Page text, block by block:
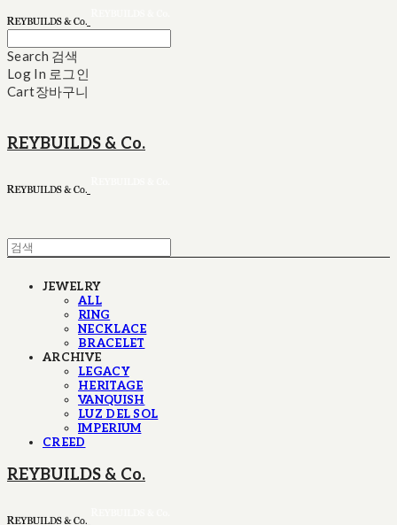
Search 검색
Log In 로그인
Cart장바구니
REYBUILDS & Co.
JEWELRY
ALL
RING
NECKLACE
BRACELET
ARCHIVE
LEGACY
HERITAGE
VANQUISH
LUZ DEL SOL
IMPERIUM
CREED
REYBUILDS & Co.